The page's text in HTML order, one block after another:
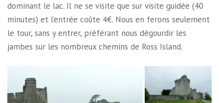
dominant le lac. Il ne se visite que sur visite guidée (40
minutes) et l’entrée coûte 4€. Nous en ferons seulement
le tour, sans y entrer, préférant nous dégourdir les
jambes sur les nombreux chemins de Ross Island.